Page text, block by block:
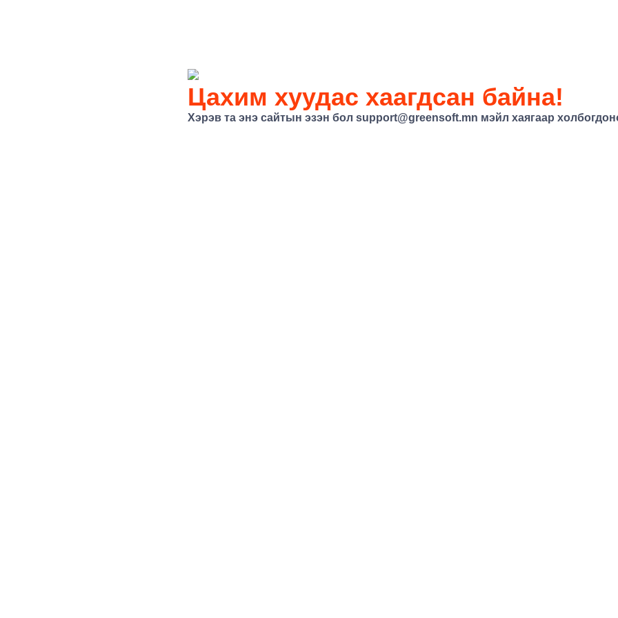
Цахим хуудас хаагдсан байна!
Хэрэв та энэ сайтын эзэн бол support@greensoft.mn мэйл хаягаар